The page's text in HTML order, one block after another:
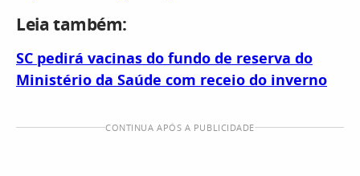
Leia também:
SC pedirá vacinas do fundo de reserva do
Ministério da Saúde com receio do inverno
CONTINUA APÓS A PUBLICIDADE